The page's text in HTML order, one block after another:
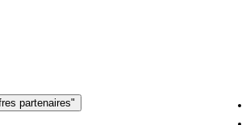
partenaires"